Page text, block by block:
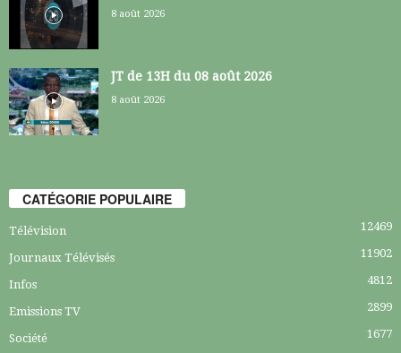
8 août 2026
JT de 13H du 08 août 2026
8 août 2026
CATÉGORIE POPULAIRE
Télévision 12469
Journaux Télévisés 11902
Infos 4812
Emissions TV 2899
Société 1677